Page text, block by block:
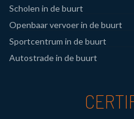
Scholen in de buurt
Openbaar vervoer in de buurt
Sportcentrum in de buurt
Autostrade in de buurt